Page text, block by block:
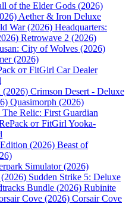
of the Elder Gods (2026)
Aether & Iron Deluxe
Headquarters:
Retrowave 2 (2026)
City of Wolves (2026)
(2026)
Car Dealer
Crimson Desert - Deluxe
Quasimorph (2026)
The Relic: First Guardian
Yooka-
Beast of
Simulator (2026)
Sudden Strike 5: Deluxe
Rubinite
Corsair Cove